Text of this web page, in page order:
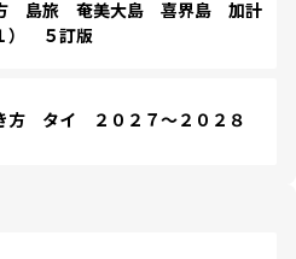
島旅 奄美大島 喜界島 加計
） ５訂版
方 タイ ２０２７～２０２８